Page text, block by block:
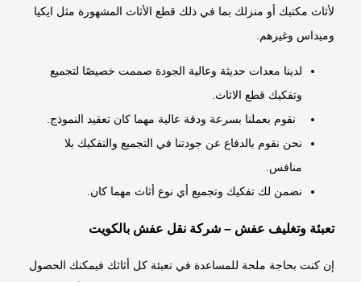
لأثاث مكتبك أو منزلك بما في ذلك قطع الأثاث المشهورة مثل ايكيا
وميداس وغيرهم.
لدينا معدات حديثة وعالية الجودة صممت خصيصًا لتجميع
وتفكيك قطع الاثاث.
نقوم بعملنا بسرعة ودقة عالية مهما كان تعقيد النموذج.
نحن نقوم بالدفاع عن جودتنا في التجميع والتفكيك بلا
منافس.
نضمن لك تفكيك وتجميع أي نوع أثاث مهما كان.
تعبئة وتغليف عفش – شركة نقل عفش بالكويت
إن كنت بحاجة ملحة للمساعدة في تعبئة كل أثاثك فيمكنك الحصول